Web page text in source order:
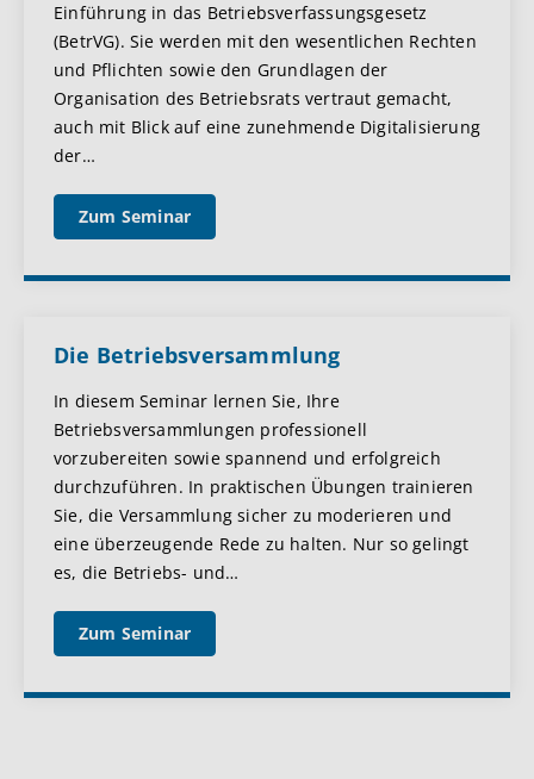
Einführung in das Betriebsverfassungsgesetz
(BetrVG). Sie werden mit den wesentlichen Rechten
und Pflichten sowie den Grundlagen der
Organisation des Betriebsrats vertraut gemacht,
auch mit Blick auf eine zunehmende Digitalisierung
der…
Zum Seminar
Die Betriebsversammlung
In diesem Seminar lernen Sie, Ihre
Betriebsversammlungen professionell
vorzubereiten sowie spannend und erfolgreich
durchzuführen. In praktischen Übungen trainieren
Sie, die Versammlung sicher zu moderieren und
eine überzeugende Rede zu halten. Nur so gelingt
es, die Betriebs- und…
Zum Seminar